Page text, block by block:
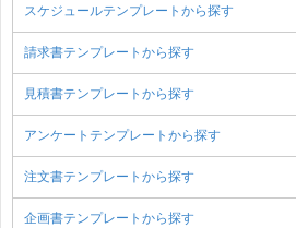
スケジュールテンプレートから探す
請求書テンプレートから探す
見積書テンプレートから探す
アンケートテンプレートから探す
注文書テンプレートから探す
企画書テンプレートから探す